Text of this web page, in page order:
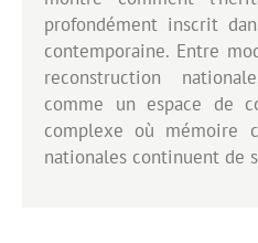
profondément inscrit
contemporaine. Entre
reconstruction
comme un espace de
complexe où mémoire
nationales continuent de